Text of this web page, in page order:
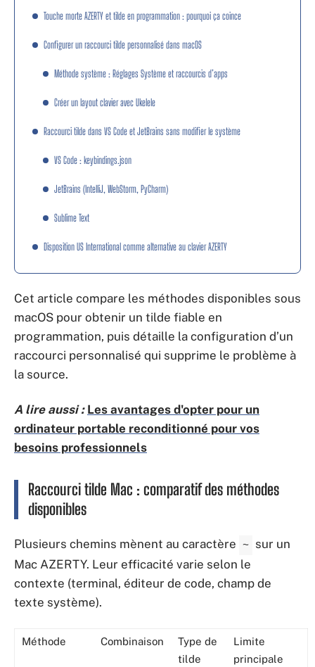
Touche morte AZERTY et tilde en programmation : pourquoi ça coince
Configurer un raccourci tilde personnalisé dans macOS
Méthode système : Réglages Système et raccourcis d’apps
Créer un layout clavier avec Ukelele
Raccourci tilde dans VS Code et JetBrains sans modifier le système
VS Code : keybindings.json
JetBrains (IntelliJ, WebStorm, PyCharm)
Sublime Text
Disposition US International comme alternative au clavier AZERTY
Cet article compare les méthodes disponibles sous
macOS pour obtenir un tilde fiable en
programmation, puis détaille la configuration d’un
raccourci personnalisé qui supprime le problème à
la source.
A lire aussi : Les avantages d'opter pour un
ordinateur portable reconditionné pour vos
besoins professionnels
Raccourci tilde Mac : comparatif des méthodes
disponibles
Plusieurs chemins mènent au caractère ~ sur un
Mac AZERTY. Leur efficacité varie selon le
contexte (terminal, éditeur de code, champ de
texte système).
Méthode Combinaison
Type de
tilde
Limite
principale